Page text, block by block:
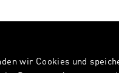
wir Cookies und